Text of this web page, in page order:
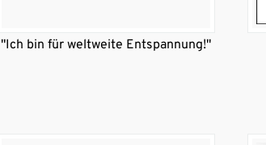
"Ich bin für weltweite Entspannung!"